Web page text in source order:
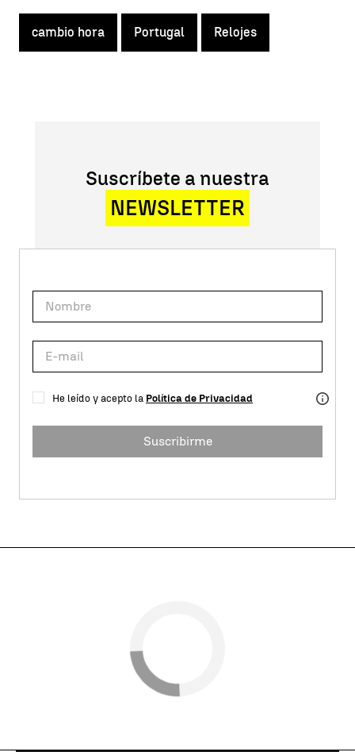
cambio hora Portugal Relojes
Suscríbete a nuestra
NEWSLETTER
He leído y acepto la Política de Privacidad
Suscribirme